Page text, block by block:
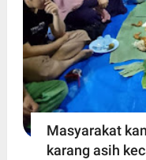
Masyarakat
karang asih